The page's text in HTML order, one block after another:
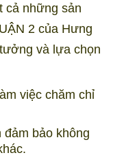
cả những sản
2 của Hưng
và lựa chọn
việc chăm chỉ
bảo không